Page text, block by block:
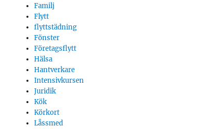
Familj
Flytt
flyttstädning
Fönster
Företagsflytt
Hälsa
Hantverkare
Intensivkursen
Juridik
Kök
Körkort
Låssmed